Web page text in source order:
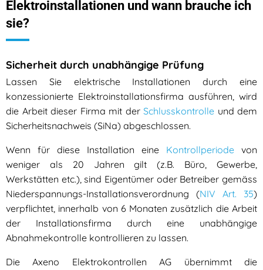
Elektroinstallationen und wann brauche ich
sie?
Sicherheit durch unabhängige Prüfung
Lassen Sie elektrische Installationen durch eine
konzessionierte Elektroinstallationsfirma ausführen, wird
die Arbeit dieser Firma mit der Schlusskontrolle und dem
Sicherheitsnachweis (SiNa) abgeschlossen.
Wenn für diese Installation eine Kontrollperiode von
weniger als 20 Jahren gilt (z.B. Büro, Gewerbe,
Werkstätten etc.), sind Eigentümer oder Betreiber gemäss
Niederspannungs-Installationsverordnung (NIV Art. 35)
verpflichtet, innerhalb von 6 Monaten zusätzlich die Arbeit
der Installationsfirma durch eine unabhängige
Abnahmekontrolle kontrollieren zu lassen.
Die Axeno Elektrokontrollen AG übernimmt die